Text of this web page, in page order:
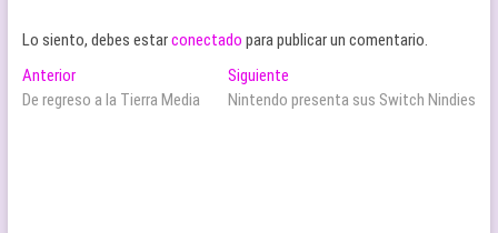
Lo siento, debes estarconectado para publicar un comentario.
Navegación
de
AnteriorEntrada
anterior:
De regreso a la Tierra Media
Siguiente
siguiente:
Nintendo presenta sus Switch Nindies